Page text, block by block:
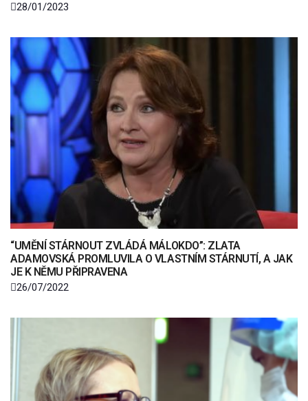
28/01/2023
“UMĚNÍ STÁRNOUT ZVLÁDÁ MÁLOKDO”: ZLATA
ADAMOVSKÁ PROMLUVILA O VLASTNÍM STÁRNUTÍ, A JAK
JE K NĚMU PŘIPRAVENA
26/07/2022